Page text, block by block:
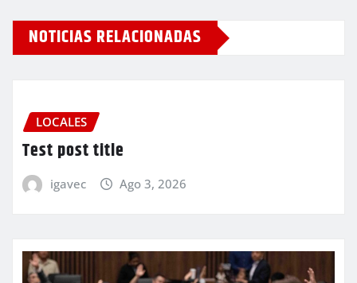
NOTICIAS RELACIONADAS
LOCALES
Test post title
igavec Ago 3, 2026